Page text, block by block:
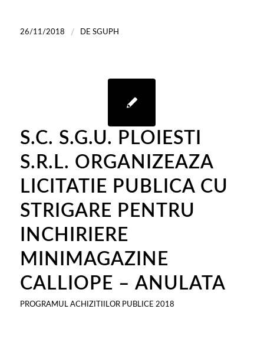
26/11/2018 / DE SGUPH
S.C. S.G.U. PLOIESTI
S.R.L. ORGANIZEAZA
LICITATIE PUBLICA CU
STRIGARE PENTRU
INCHIRIERE
MINIMAGAZINE
CALLIOPE – ANULATA
PROGRAMUL ACHIZITIILOR PUBLICE 2018